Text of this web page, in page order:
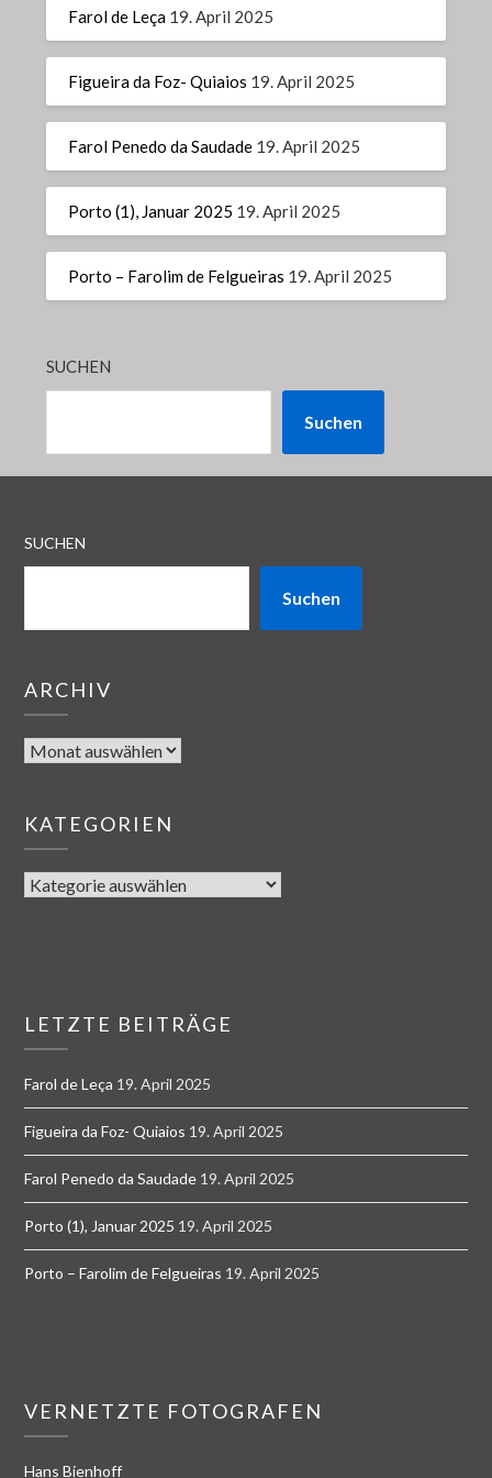
Farol de Leça 19. April 2025
Figueira da Foz- Quiaios 19. April 2025
Farol Penedo da Saudade 19. April 2025
Porto (1), Januar 2025 19. April 2025
Porto – Farolim de Felgueiras 19. April 2025
SUCHEN
Suchen
SUCHEN
Suchen
ARCHIV
KATEGORIEN
LETZTE BEITRÄGE
Farol de Leça 19. April 2025
Figueira da Foz- Quiaios 19. April 2025
Farol Penedo da Saudade 19. April 2025
Porto (1), Januar 2025 19. April 2025
Porto – Farolim de Felgueiras 19. April 2025
VERNETZTE FOTOGRAFEN
Hans Bienhoff